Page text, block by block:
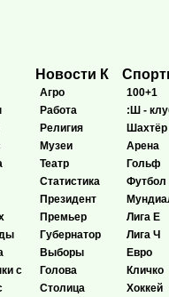
с
Новости К
Агро
Работа
Религия
Музеи
Театр
Статистика
Президент
Премьер
Губернатор
Выборы
Голова
Столица
100+1
:Ш -
Шахтёр
Арена
Гольф
Футбол
Лига Е
Лига Ч
Евро
Кличко
Хоккей